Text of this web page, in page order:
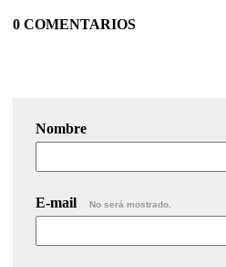
0 COMENTARIOS
Nombre
E-mail No será mostrado.